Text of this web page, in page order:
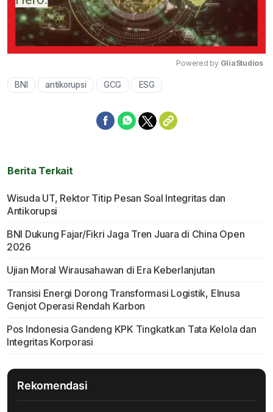
Powered by GliaStudios
BNI antikorupsi GCG ESG
Berita Terkait
Wisuda UT, Rektor Titip Pesan Soal Integritas dan
Antikorupsi
BNI Dukung Fajar/Fikri Jaga Tren Juara di China Open
2026
Ujian Moral Wirausahawan di Era Keberlanjutan
Transisi Energi Dorong Transformasi Logistik, Elnusa
Genjot Operasi Rendah Karbon
Pos Indonesia Gandeng KPK Tingkatkan Tata Kelola dan
Integritas Korporasi
Rekomendasi